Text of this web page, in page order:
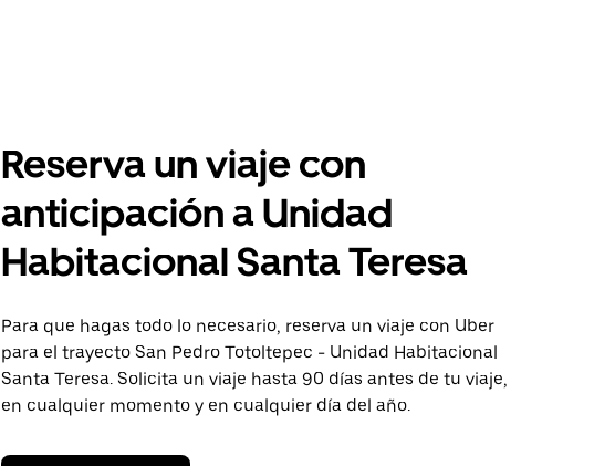
Reserva un viaje con
anticipación a Unidad
Habitacional Santa Teresa
Para que hagas todo lo necesario, reserva un viaje con Uber
para el trayecto San Pedro Totoltepec - Unidad Habitacional
Santa Teresa. Solicita un viaje hasta 90 días antes de tu viaje,
en cualquier momento y en cualquier día del año.